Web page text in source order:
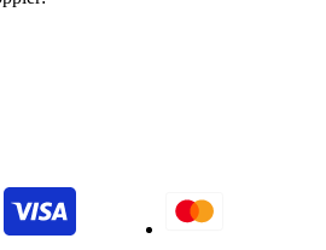
to load due to trackers
site with their CMP to add this
Platform